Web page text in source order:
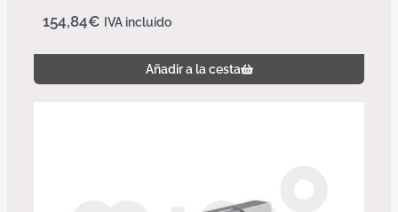
154,84€ IVA incluido
Añadir a la cesta